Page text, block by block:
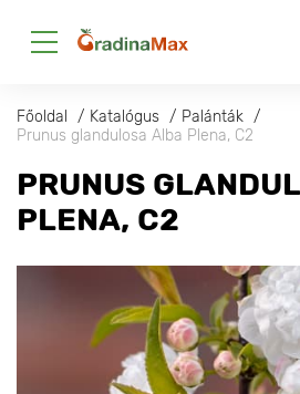
Főoldal Katalógus
Palánták
Prunus glandulosa Alba Plena, С2
PRUNUS
PLENA, С2